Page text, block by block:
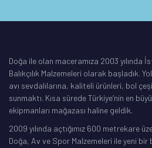
Doğa ile olan maceramıza 2003 yılında
Balıkçılık Malzemeleri olarak başladık.
avı sevdalılarına, kaliteli ürünleri, bol
sunmaktı. Kısa sürede Türkiye’nin en
ekipmanları mağazası haline geldik.
2009 yılında açtığımız 600 metrekare
Doğa, Av ve Spor Malzemeleri ile yeni bir